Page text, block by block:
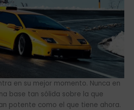
en su mejor momento. Nunca en
base tan sólida sobre la que
potente como el que tiene ahora.